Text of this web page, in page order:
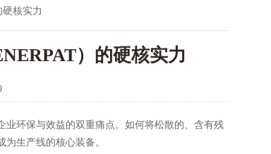
核实力
）的硬核实力
环保与效益的双重痛点。如何将松散的、含有残
生产线的核心装备。